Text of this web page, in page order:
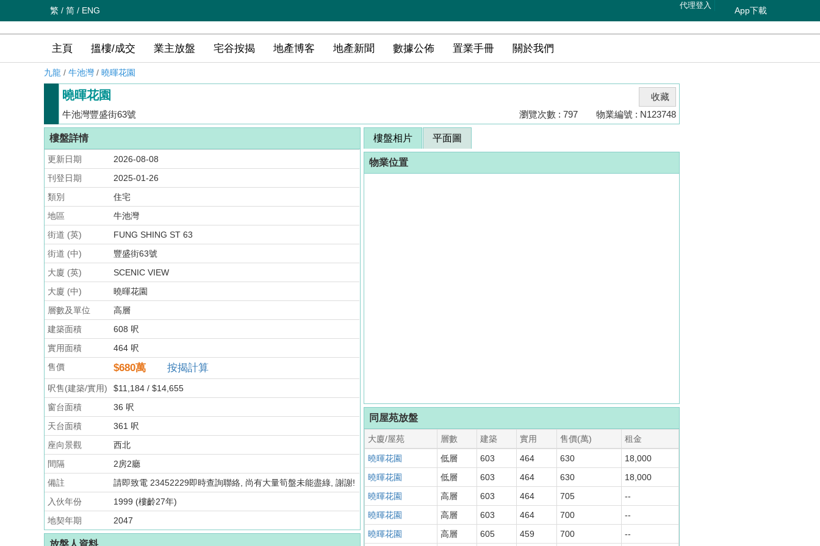
繁 / 简 / ENG App下載
代理登入
主頁 搵樓/成交 業主放盤 宅谷按揭 地產博客 地產新聞 數據公佈 置業手冊 關於我們
九龍 / 牛池灣 / 曉暉花園
曉暉花園
收藏
牛池灣豐盛街63號
物業編號 : N123748
瀏覽次數 : 797
樓盤詳情
更新日期
2026-08-08
刊登日期
2025-01-26
類別
住宅
地區
牛池灣
街道 (英)
FUNG SHING ST 63
街道 (中)
豐盛街63號
大廈 (英)
SCENIC VIEW
大廈 (中)
曉暉花園
層數及單位
高層
建築面積
608 呎
實用面積
464 呎
售價
$680萬 按揭計算
呎售(建築/實用)
$11,184 / $14,655
窗台面積
36 呎
天台面積
361 呎
座向景觀
西北
間隔
2房2廳
備註
請即致電 23452229即時查詢聯絡, 尚有大量筍盤未能盡綠, 謝謝!
入伙年份
1999 (樓齡27年)
地契年期
2047
放盤人資料
樓盤相片 平面圖
物業位置
同屋苑放盤
大廈/屋苑 層數 建築 實用 售價(萬)
租金
曉暉花園
低層 603 464 630
18,000
曉暉花園
低層 603 464 630
18,000
曉暉花園
高層 603 464 705
--
曉暉花園
高層 603 464 700
--
曉暉花園
高層 605 459 700 --